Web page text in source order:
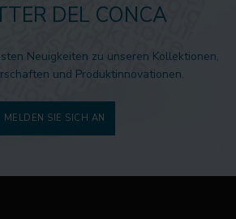
DEL CONCA
Neuigkeiten zu unseren Kollektionen,
und Produktinnovationen.
MELDEN SIE SICH AN